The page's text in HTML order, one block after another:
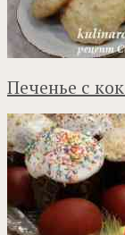
Печенье с